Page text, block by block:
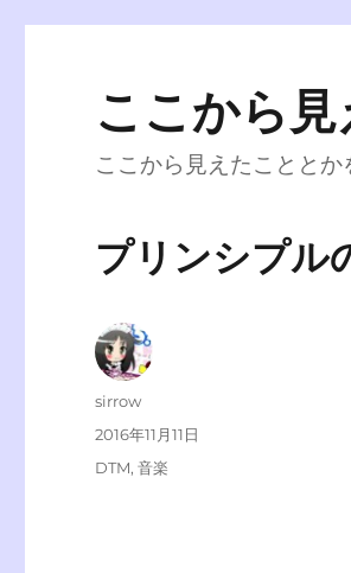
ここから
ここから見えたこととか
プリンシプル
投
sirrow
投
2016年11月11日
カ
DTM,音楽